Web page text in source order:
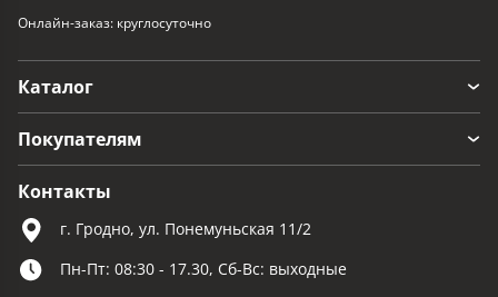
Онлайн-заказ: круглосуточно
Каталог
Покупателям
Контакты
г. Гродно, ул. Понемуньская 11/2
Пн-Пт: 08:30 - 17.30, Сб-Вс: выходные